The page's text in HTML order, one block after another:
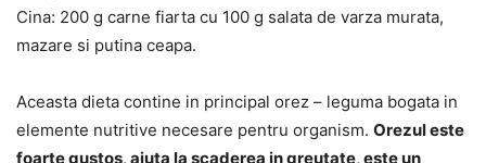
Cina: 200 g carne fiarta cu 100 g salata de varza murata,
mazare si putina ceapa.
Aceasta dieta contine in principal orez – leguma bogata in
elemente nutritive necesare pentru organism. Orezul este
foarte gustos, ajuta la scaderea in greutate, este un